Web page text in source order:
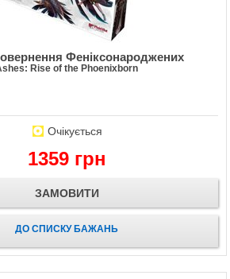
Феніксонароджених
Rise of the Phoenixborn
Очікується
1359 грн
ЗАМОВИТИ
ДО СПИСКУ БАЖАНЬ